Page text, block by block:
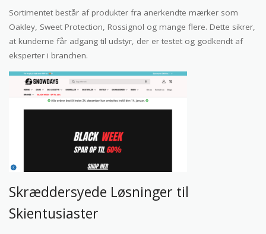
Sortimentet består af produkter fra anerkendte mærker som
Oakley, Sweet Protection, Rossignol og mange flere. Dette sikrer,
at kunderne får adgang til udstyr, der er testet og godkendt af
eksperter i branchen.
Skræddersyede Løsninger til
Skientusiaster